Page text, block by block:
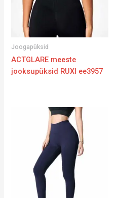
Joogapüksid
ACTGLARE meeste
jooksupüksid RUXI ee3957